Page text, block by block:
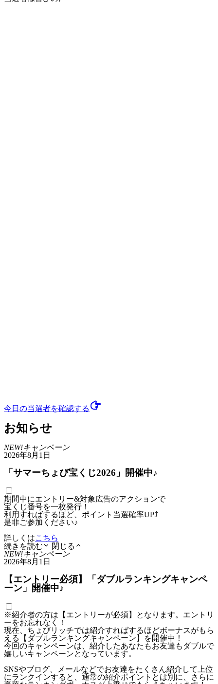
今日の当選者を確認する
お知らせ
NEW!キャンペーン
2026年8月1日
「サマーちょび宝くじ2026」開催中♪
期間中にエントリー&対象広告のアクションで
宝くじ番号を一枚発行！
利用すればするほど、ポイント当選確率UP⤴
是非ご参加ください♪
詳しくはこちら
続きを読む
閉じる
NEW!キャンペーン
2026年8月1日
【エントリー必須】「ダブルランキングキャンペ
ーン」開催中♪
※紹介者の方は【エントリーが必須】となります。エントリ
ーをお忘れなく！
現在、ちょびリッチでは紹介すればするほどボーナスがもら
える【ダブルランキングキャンペーン】を開催中！
今回のキャンペーンは、紹介したあなたもお友達もダブルで
嬉しいキャンペーンとなっています。
SNSやブログ、メールなどでお友達をたくさん紹介して上位
にランクインすると、通常の紹介ポイントとは別に、さらに